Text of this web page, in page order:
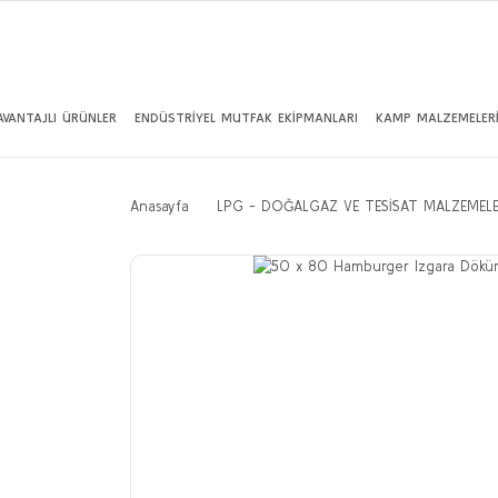
ÜRÜNLER ENDÜSTRİYEL MUTFAK EKİPMANLARI KAMP MALZEMELERİ
Anasayfa LPG - DOĞALGAZ VE TESİSAT